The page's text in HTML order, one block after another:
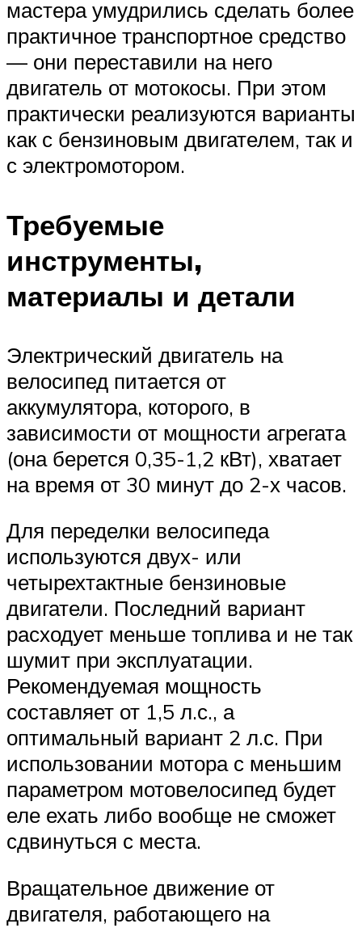
мастера умудрились сделать более
практичное транспортное средство
— они переставили на него
двигатель от мотокосы. При этом
практически реализуются варианты
как с бензиновым двигателем, так и
с электромотором.
Требуемые
инструменты,
материалы и детали
Электрический двигатель на
велосипед питается от
аккумулятора, которого, в
зависимости от мощности агрегата
(она берется 0,35-1,2 кВт), хватает
на время от 30 минут до 2-х часов.
Для переделки велосипеда
используются двух- или
четырехтактные бензиновые
двигатели. Последний вариант
расходует меньше топлива и не так
шумит при эксплуатации.
Рекомендуемая мощность
составляет от 1,5 л.с., а
оптимальный вариант 2 л.с. При
использовании мотора с меньшим
параметром мотовелосипед будет
еле ехать либо вообще не сможет
сдвинуться с места.
Вращательное движение от
двигателя, работающего на